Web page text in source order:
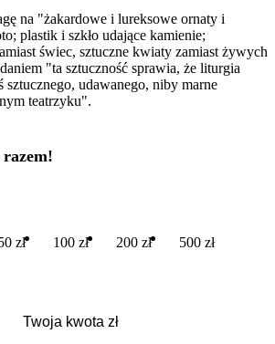
na "żakardowe i lureksowe ornaty i
plastik i szkło udające kamienie;
świec, sztuczne kwiaty zamiast żywych
"ta sztuczność sprawia, że liturgia
sztucznego, udawanego, niby marne
teatrzyku".
zł 100 zł 200 zł 500 zł